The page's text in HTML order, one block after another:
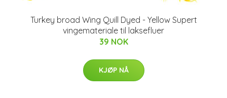
Turkey broad Wing Quill Dyed - Yellow Supert
vingemateriale til laksefluer
39 NOK
KJØP NÅ